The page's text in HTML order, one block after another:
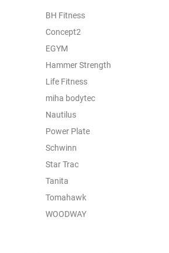
BH Fitness
Concept2
EGYM
Hammer Strength
Life Fitness
miha bodytec
Nautilus
Power Plate
Schwinn
Star Trac
Tanita
Tomahawk
WOODWAY